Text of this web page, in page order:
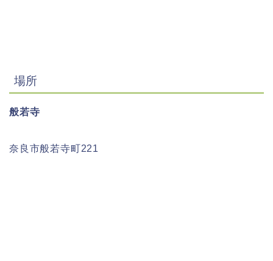
場所
般若寺
奈良市般若寺町221